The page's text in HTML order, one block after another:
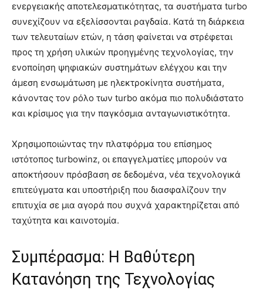
ενεργειακής αποτελεσματικότητας, τα συστήματα turbo
συνεχίζουν να εξελίσσονται ραγδαία. Κατά τη διάρκεια
των τελευταίων ετών, η τάση φαίνεται να στρέφεται
προς τη χρήση υλικών προηγμένης τεχνολογίας, την
ενοποίηση ψηφιακών συστημάτων ελέγχου και την
άμεση ενσωμάτωση με ηλεκτροκίνητα συστήματα,
κάνοντας τον ρόλο των turbo ακόμα πιο πολυδιάστατο
και κρίσιμος για την παγκόσμια ανταγωνιστικότητα.
Χρησιμοποιώντας την πλατφόρμα του επίσημος
ιστότοπος turbowinz, οι επαγγελματίες μπορούν να
αποκτήσουν πρόσβαση σε δεδομένα, νέα τεχνολογικά
επιτεύγματα και υποστήριξη που διασφαλίζουν την
επιτυχία σε μια αγορά που συχνά χαρακτηρίζεται από
ταχύτητα και καινοτομία.
Συμπέρασμα: Η Βαθύτερη
Κατανόηση της Τεχνολογίας